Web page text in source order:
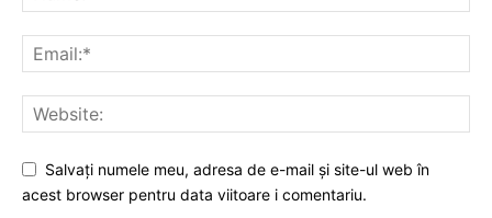
Salvați numele meu, adresa de e-mail și site-ul web în
acest browser pentru data viitoare i comentariu.